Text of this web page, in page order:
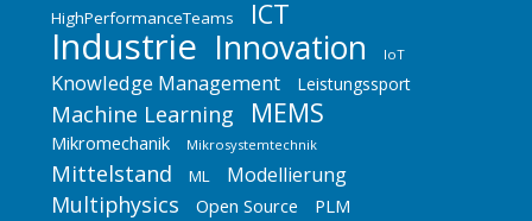
HighPerformanceTeams ICT
Industrie Innovation IoT
Knowledge Management Leistungssport
Machine Learning MEMS
Mikromechanik Mikrosystemtechnik
Mittelstand ML Modellierung
Multiphysics Open Source PLM